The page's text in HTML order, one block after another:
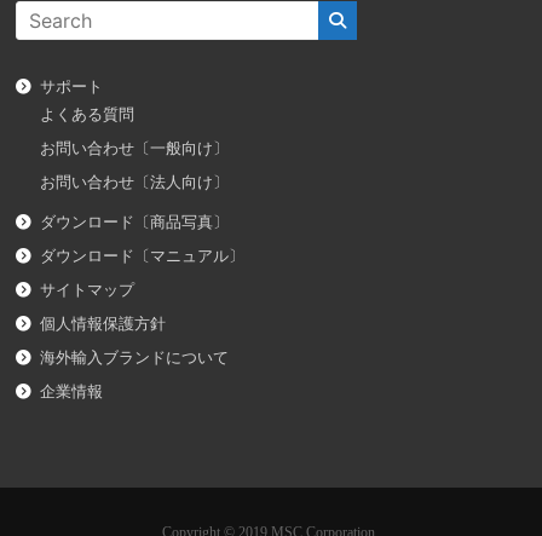
サポート
よくある質問
お問い合わせ〔一般向け〕
お問い合わせ〔法人向け〕
ダウンロード〔商品写真〕
ダウンロード〔マニュアル〕
サイトマップ
個人情報保護方針
海外輸入ブランドについて
企業情報